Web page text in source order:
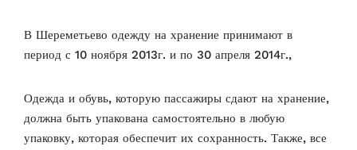
В Шереметьево одежду на хранение принимают в
период с 10 ноября 2013г. и по 30 апреля 2014г.,
Одежда и обувь, которую пассажиры сдают на хранение,
должна быть упакована самостоятельно в любую
упаковку, которая обеспечит их сохранность. Также, все